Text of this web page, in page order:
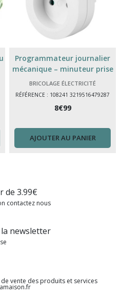
Programmateur journalier
mécanique – minuteur prise
électrique 24 h pour
automatisation appareils
BRICOLAGE ÉLECTRICITÉ
RÉFÉRENCE : 108241 3219516479287
8€99
AJOUTER AU PANIER
de 3.99€
contactez nous
newsletter
vente des produits et services